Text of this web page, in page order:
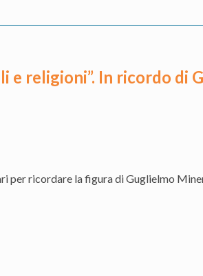
e religioni”. In ricordo di
per ricordare la figura di Guglielmo